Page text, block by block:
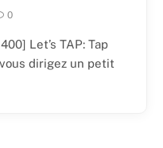
0
Let’s TAP: Tap
dirigez un petit